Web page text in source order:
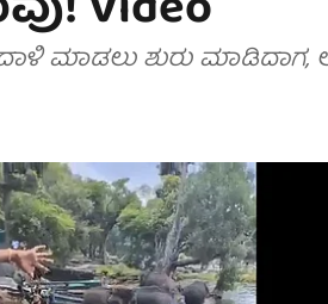
ಮಾಡಲು ಶುರು ಮಾಡಿದಾಗ,